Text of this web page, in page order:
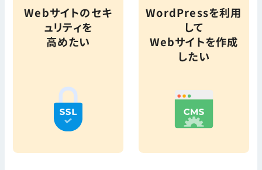
Webサイトのセキ
ュリティを
高めたい
WordPressを利用
して
Webサイトを作成
したい